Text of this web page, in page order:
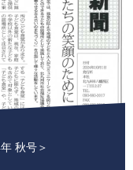
秋号＞